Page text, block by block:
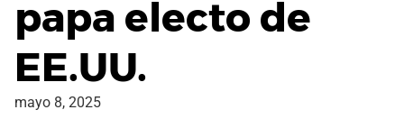
papa electo de
EE.UU.
mayo 8, 2025